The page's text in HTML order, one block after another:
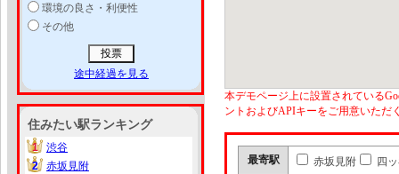
環境の良さ・利便性
その他
途中経過を見る
住みたい駅ランキング
1
1
渋谷
2
2
赤坂見附
本デモページ上に設置されている
ントおよびAPIキーをご用意いただ
最寄駅 赤坂見附 四